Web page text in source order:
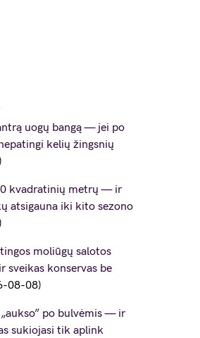
uogų bangą — jei po
kelių žingsnių
kvadratinių metrų — ir
atsigauna iki kito sezono
moliūgų salotos
sveikas konservas be
08-08
po bulvėmis — ir
sukiojasi tik aplink